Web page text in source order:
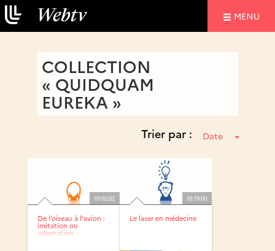
MENU
COLLECTION
« QUIDQUAM
EUREKA »
Trier par : Date
01:02:02
De l’oiseau à l’avion :
imitation ou
adaptation
01:19:00
Le laser en médecine